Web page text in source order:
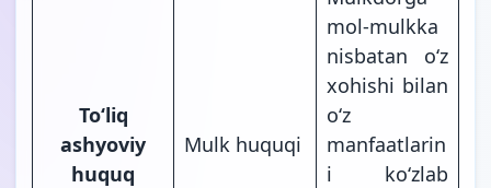
Toʻliq
ashyoviy
huquq
Mulk huquqi
mol-mulkka
nisbatan oʻz
xohishi bilan
oʻz
manfaatlarin
i koʻzlab